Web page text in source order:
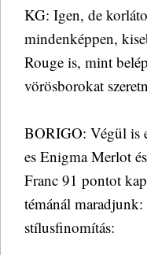
KG: Igen, de
mindenképpen,
Rouge is, mint
vörösborokat
BORIGO: Végül is
es Enigma Merlot
Franc 91 pontot
témánál
stílusfinomítás: